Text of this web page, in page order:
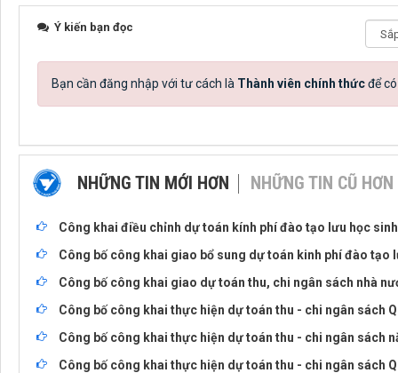
Ý kiến bạn đọc
Bạn cần đăng nhập với tư cách là Thành viên chính thứcđể
NHỮNG TIN MỚI HƠN NHỮNG TIN CŨ HƠN
Công khai điều chỉnh dự toán kính phí đào tạo lưu học
Công bố công khai giao bổ sung dự toán kinh phí đào tạo
Công bố công khai giao dự toán thu, chi ngân sách nhà
Công bố công khai thực hiện dự toán thu - chi ngân sách
Công bố công khai thực hiện dự toán thu - chi ngân sách
Công bố công khai thực hiện dự toán thu - chi ngân sách